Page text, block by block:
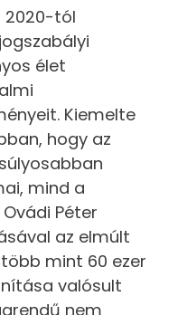
2020-tól
élet
Kiemelte
hogy az
mind a
Péter
az elmúlt
mint 60 ezer
valósult
nem